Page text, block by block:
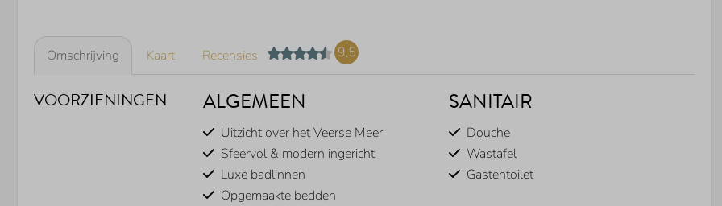
Omschrijving Kaart Recensies 9,5
VOORZIENINGEN ALGEMEEN
Uitzicht over het Veerse Meer
Sfeervol & modern ingericht
Luxe badlinnen
Opgemaakte bedden
SANITAIR
Douche
Wastafel
Gastentoilet